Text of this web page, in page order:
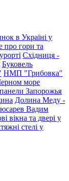
в Україні у
про гори та
Східниця -
Буковель
НМП "Грибовка"
море
Запорожья
Долина Меду -
Вадим
вікна та двері у
стелі у